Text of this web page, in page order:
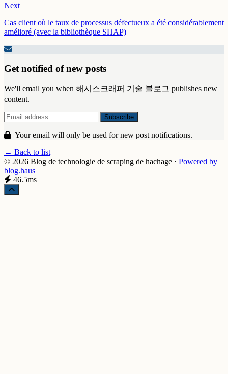
Next
Cas client où le taux de processus défectueux a été considérablement
amélioré (avec la bibliothèque SHAP)
Get notified of new posts
We'll email you when 해시스크래퍼 기술 블로그 publishes new
content.
Your email will only be used for new post notifications.
← Back to list
© 2026 Blog de technologie de scraping de hachage · Powered by
blog.haus
46.5ms